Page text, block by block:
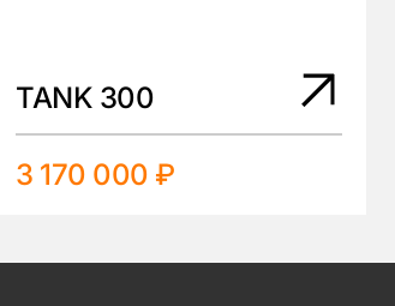
TANK 300
3 170 000 ₽